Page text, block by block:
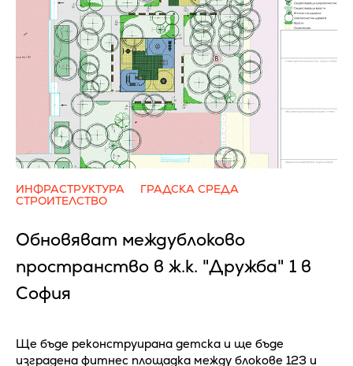
ИНФРАСТРУКТУРА
ГРАДСКА СРЕДА
СТРОИТЕЛСТВО
Обновяват междублоково
пространство в ж.к. "Дружба" 1 в
София
Ще бъде реконструирана детска и ще бъде
изградена фитнес площадка между блокове 123 и